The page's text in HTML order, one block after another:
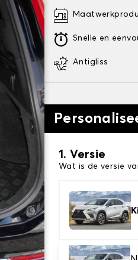
Snelle en
Antigliss
1. Versie
Wat is de versie